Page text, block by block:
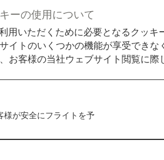
山浅間公園
ーの使用について
用いただくために必要となるクッ
イトのいくつかの機能が享受でき
お客様の当社ウェブサイト閲覧に
様が安全にフライトを予